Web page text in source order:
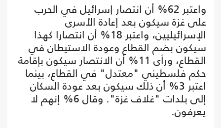
واعتبر 62% أن انتصار إسرائيل في الحرب
على غزة سيكون بعد إعادة الأسرى
الإسرائيليين، واعتبر 18% أن انتصارا كهذا
سيكون بضم القطاع وعودة الاستيطان في
القطاع، ورأى 11% أن الانتصار سيكون بإقامة
حكم فلسطيني "معتدل" في القطاع، بينما
اعتبر 3% أن ذلك سيكون بعد عودة السكان
إلى بلدات "غلاف غزة". وقال 6% إنهم لا
يعرفون.